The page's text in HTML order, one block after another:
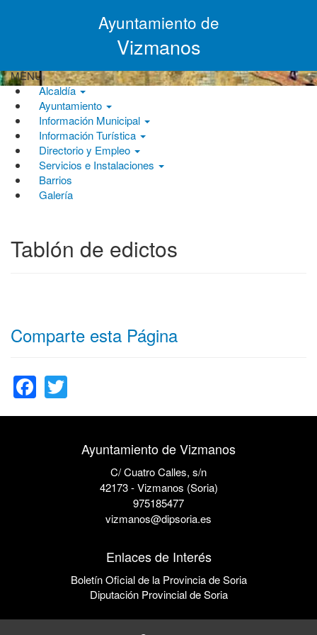
Ayuntamiento de
Vizmanos
MENU
Alcaldía
Ayuntamiento
Información Municipal
Información Turística
Directorio y Empleo
Servicios e Instalaciones
Barrios
Galería
Tablón de edictos
Comparte esta Página
Facebook
Ayuntamiento de Vizmanos
C/ Cuatro Calles, s/n
42173 - Vizmanos (Soria)
975185477
vizmanos@dipsoria.es
Enlaces de Interés
Boletín Oficial de la Provincia de Soria
Diputación Provincial de Soria